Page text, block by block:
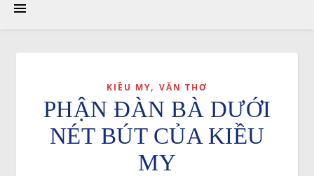
KIỀU MY, VĂN THƠ
PHẬN ĐÀN BÀ DƯỚI
NÉT BÚT CỦA KIỀU
MY